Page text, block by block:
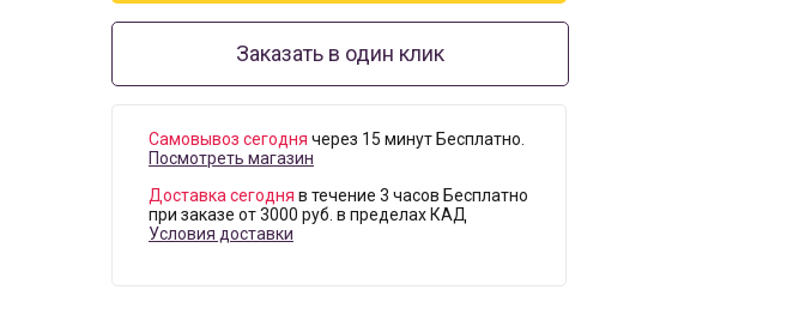
Заказать в один клик
Самовывоз сегодня через 15 минут Бесплатно.
Посмотреть магазин
Доставка сегодня в течение 3 часов Бесплатно
при заказе от 3000 руб. в пределах КАД
Условия доставки